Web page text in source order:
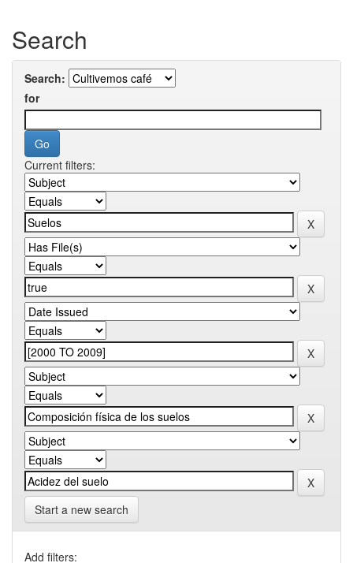
Search
Search:
for
Current filters:
Start a new search
Add filters: